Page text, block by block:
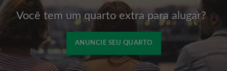
Você tem um quarto extra para alugar?
ANUNCIE SEU QUARTO